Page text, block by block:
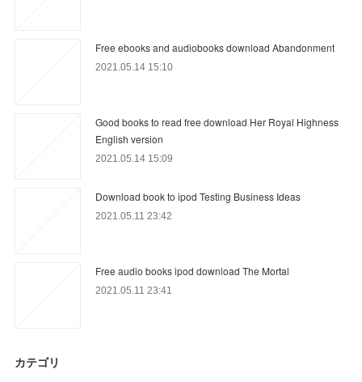
Free ebooks and audiobooks download Abandonment
2021.05.14 15:10
Good books to read free download Her Royal Highness
English version
2021.05.14 15:09
Download book to ipod Testing Business Ideas
2021.05.11 23:42
Free audio books ipod download The Mortal
2021.05.11 23:41
カテゴリ